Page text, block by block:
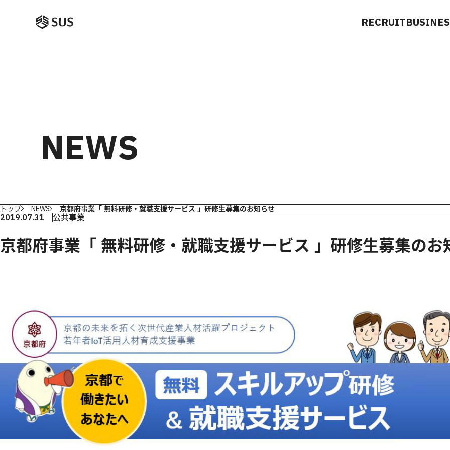
RECRUIT
NEWS
トップ NEWS 京都府事業「 無料研修・就職支援サービス 」研修生募集のお知らせ
2019.07.31 公共事業
京都府事業「 無料研修・就職支援サービス 」研修生募集のお